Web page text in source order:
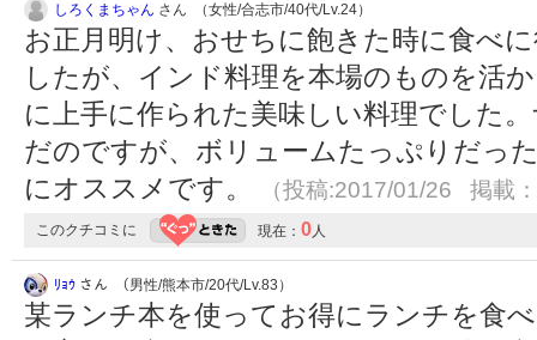
しろくまちゃん さん （女性/合志市/40代/Lv.24）
お正月明け、おせちに飽きた時に食べ
したが、インド料理を本場のものを活
に上手に作られた美味しい料理でした
だのですが、ボリュームたっぷりだっ
にオススメです。
（投稿:2017/01/26 掲載
このクチコミに 現在： 0人
ﾘｮｳ さん （男性/熊本市/20代/Lv.83）
某ランチ本を使ってお得にランチを食